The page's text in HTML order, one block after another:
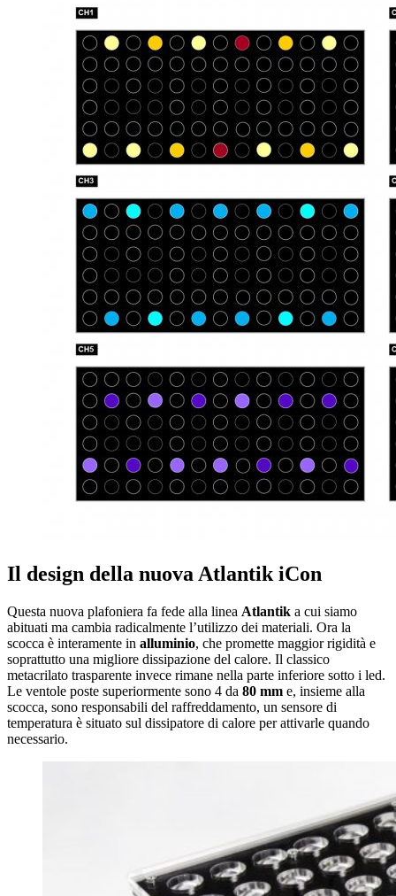
Il design della nuova Atlantik iCon
Questa nuova plafoniera fa fede alla linea Atlantik a cui siamo
abituati ma cambia radicalmente l’utilizzo dei materiali. Ora la
scocca è interamente in alluminio, che promette maggior rigidità e
soprattutto una migliore dissipazione del calore. Il classico
metacrilato trasparente invece rimane nella parte inferiore sotto i led.
Le ventole poste superiormente sono 4 da 80 mm e, insieme alla
scocca, sono responsabili del raffreddamento, un sensore di
temperatura è situato sul dissipatore di calore per attivarle quando
necessario.